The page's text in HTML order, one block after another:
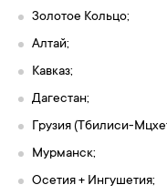
Золотое Кольцо;
Алтай;
Кавказ;
Дагестан;
Грузия (Тбилиси-
Мурманск;
Осетия + Ингушетия;